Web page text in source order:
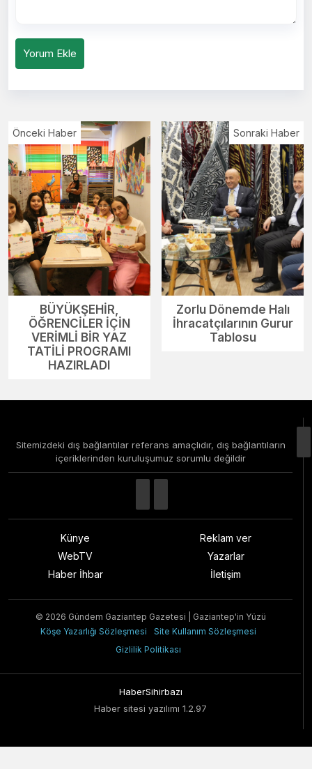
Yorum Ekle
Önceki Haber
BÜYÜKŞEHİR,
ÖĞRENCİLER İÇİN
VERİMLİ BİR YAZ
TATİLİ PROGRAMI
HAZIRLADI
Sonraki Haber
Zorlu Dönemde Halı
İhracatçılarının Gurur
Tablosu
Sitemizdeki dış bağlantılar referans amaçlıdır, dış bağlantıların
içeriklerinden kuruluşumuz sorumlu değildir
Künye
WebTV
Haber İhbar
Reklam ver
Yazarlar
İletişim
© 2026 Gündem Gaziantep Gazetesi | Gaziantep'in Yüzü
Köşe Yazarlığı Sözleşmesi
Site Kullanım Sözleşmesi
Gizlilik Politikası
HaberSihirbazı
Haber sitesi yazılımı 1.2.97